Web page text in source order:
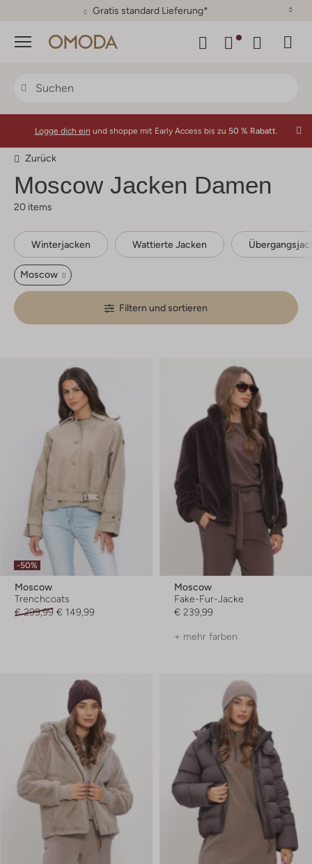
30 Tage Rückgaberecht
Menü
Logge dich ein und shoppe mit Early Access bis zu 50 % Rabatt.
Zurück
MoscowJacken Damen
20 items
Winterjacken Wattierte Jacken
Moscow
Filtern und sortieren
-50%
Moscow
Trenchcoats
€ 299,99 € 149,99
Moscow
Fake-Fur-Jacke
€ 239,99
+ mehr farben